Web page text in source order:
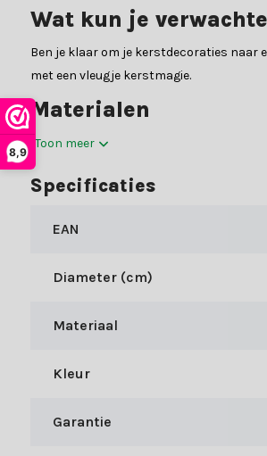
8,9
Wat kun je
Ben je klaar om je kerstdecoraties naar
met een vleugje kerstmagie.
Materialen
In de gedetailleerde specificatietabel
om je te helpen met al je zorgen.
Waarom kiezen voor
Kerstland.nl is jouw bestemming voor
straalt, wij hebben de mooiste items
kerstdecoratie eenvoudig.
Snelle levering (1-3 werkdagen)
Toon meer
Specificaties
EAN
Diameter (cm)
Materiaal
Kleur
Garantie